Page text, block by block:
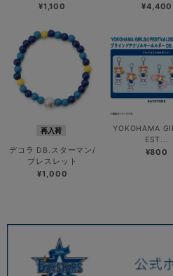
¥1,100 ¥4,400
再入荷
デコラ DB.スターマン/
ブレスレット
¥1,000
YOKOHAMA
EST...
¥800